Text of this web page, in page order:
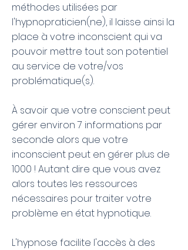
méthodes utilisées par
l'hypnopraticien(ne), il laisse ainsi la
place à votre inconscient qui va
pouvoir mettre tout son potentiel
au service de votre/vos
problématique(s).
À savoir que votre conscient peut
gérer environ 7 informations par
seconde alors que votre
inconscient peut en gérer plus de
1000 ! Autant dire que vous avez
alors toutes les ressources
nécessaires pour traiter votre
problème en état hypnotique.
L'hypnose facilite l'accès à des